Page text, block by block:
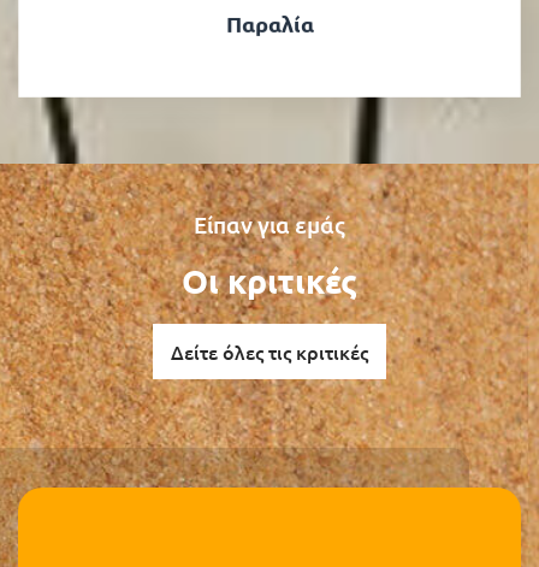
Παραλία
Είπαν για εμάς
Οι κριτικές
Δείτε όλες τις κριτικές